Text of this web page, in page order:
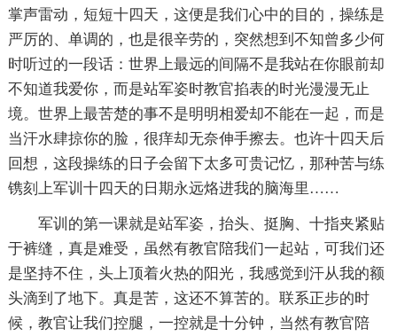
掌声雷动，短短十四天，这便是我们心中的目的，操练是
严厉的、单调的，也是很辛劳的，突然想到不知曾多少何
时听过的一段话：世界上最远的间隔不是我站在你眼前却
不知道我爱你，而是站军姿时教官掐表的时光漫漫无止
境。世界上最苦楚的事不是明明相爱却不能在一起，而是
当汗水肆掠你的脸，很痒却无奈伸手擦去。也许十四天后
回想，这段操练的日子会留下太多可贵记忆，那种苦与练
镌刻上军训十四天的日期永远烙进我的脑海里……
军训的第一课就是站军姿，抬头、挺胸、十指夹紧贴
于裤缝，真是难受，虽然有教官陪我们一起站，可我们还
是坚持不住，头上顶着火热的阳光，我感觉到汗从我的额
头滴到了地下。真是苦，这还不算苦的。联系正步的时
候，教官让我们控腿，一控就是十分钟，当然有教官陪